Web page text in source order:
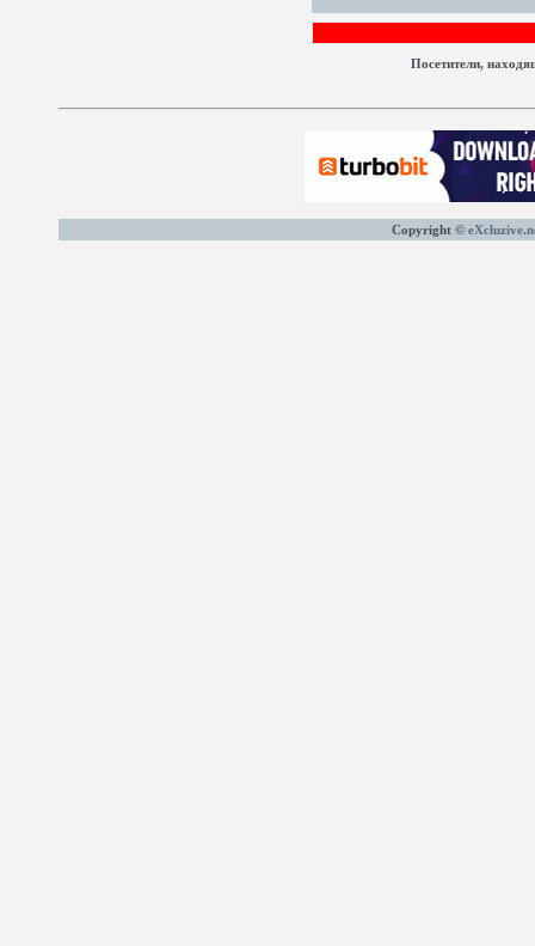
Посетители,
Copyright ©